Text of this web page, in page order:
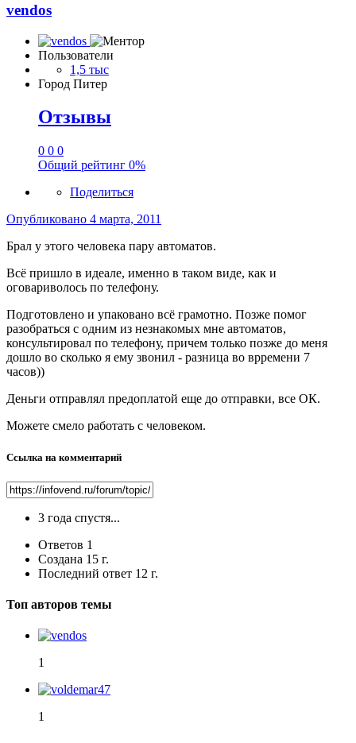
vendos
Пользователи
1,5 тыс
Город Питер
Отзывы
0 0 0
Общий рейтинг 0%
Поделиться
Опубликовано 4 марта, 2011
Брал у этого человека пару автоматов.
Всё пришло в идеале, именно в таком виде, как и
оговариволось по телефону.
Подготовлено и упаковано всё грамотно. Позже помог
разобраться с одним из незнакомых мне автоматов,
консультировал по телефону, причем только позже до меня
дошло во сколько я ему звонил - разница во врремени 7
часов))
Деньги отправлял предоплатой еще до отправки, все ОК.
Можете смело работать с человеком.
Ссылка на комментарий
3 года спустя...
Ответов 1
Создана 15 г.
Последний ответ 12 г.
Топ авторов темы
1
1